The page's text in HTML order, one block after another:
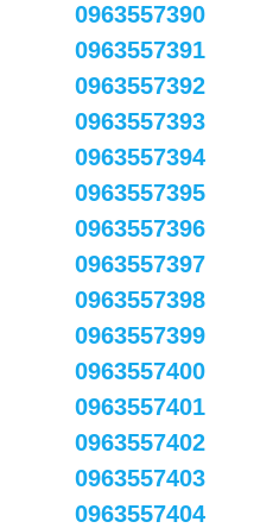
0963557390
0963557391
0963557392
0963557393
0963557394
0963557395
0963557396
0963557397
0963557398
0963557399
0963557400
0963557401
0963557402
0963557403
0963557404